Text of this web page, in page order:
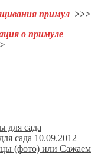
примул >>>
о примуле
сада 10.09.2012